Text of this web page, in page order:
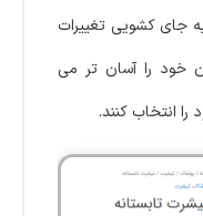
جای کشویی تغییرات
خود را آسان تر می
انتخاب کنند.